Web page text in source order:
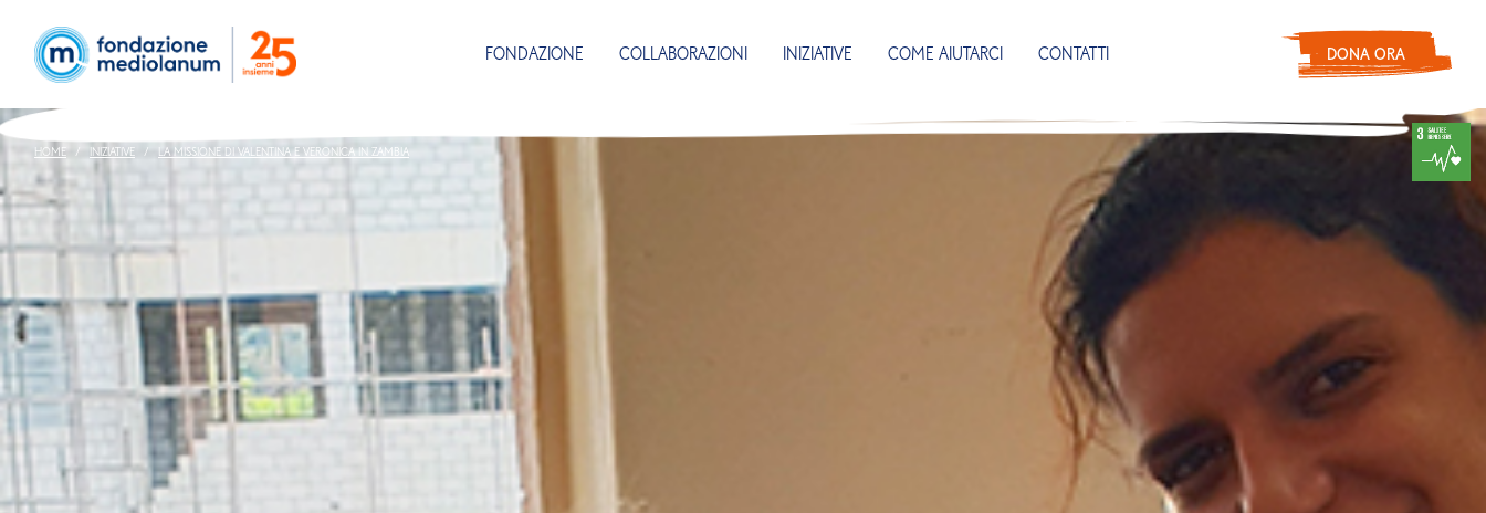
FONDAZIONE COLLABORAZIONI INIZIATIVE COME AIUTARCI CONTATTI DONA ORA
HOME INIZIATIVE LA MISSIONE DI VALENTINA E VERONICA IN ZAMBIA